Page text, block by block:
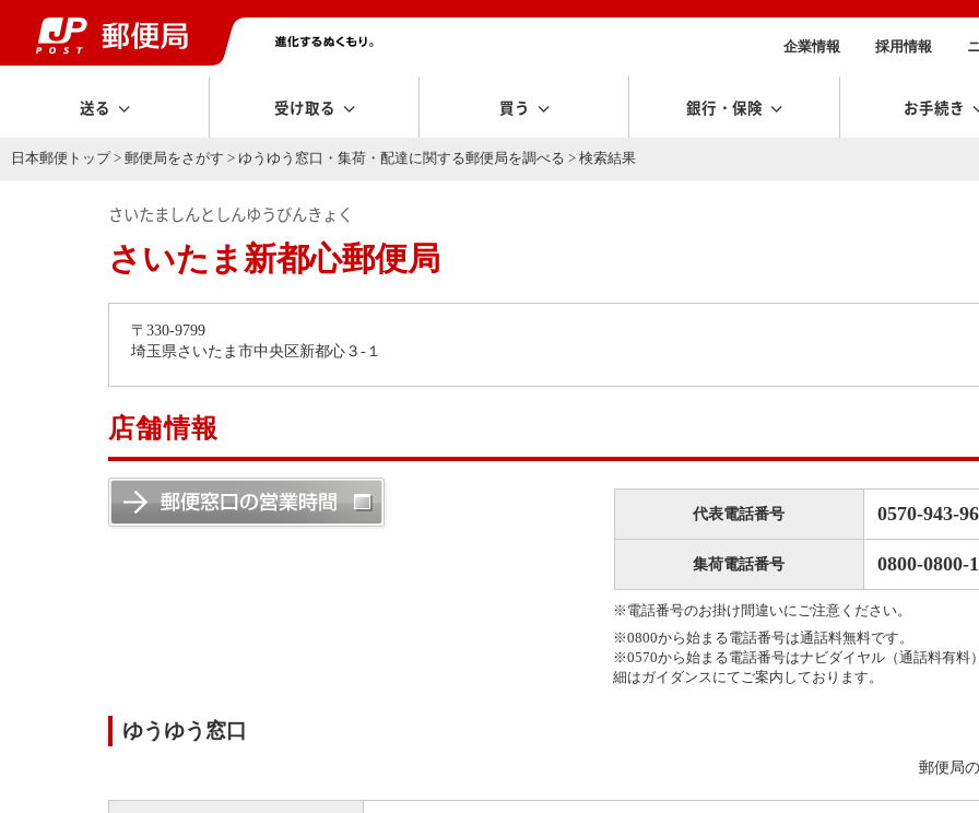
企業情報 採用情報
送る 受け取る 買う 銀行・保険 お手続き
日本郵便トップ>郵便局をさがす >ゆうゆう窓口・集荷・配達に関する郵便局を調べる > 検索結果
さいたましんとしんゆうびんきょく
さいたま新都心郵便局
〒330-9799
埼玉県さいたま市中央区新都心３-１
店舗情報
代表電話番号 0570-943-
集荷電話番号 0800-0800-
※電話番号のお掛け間違いにご注意ください。
※0800から始まる電話番号は通話料無料です。
※0570から始まる電話番号はナビダイヤル（通話料有料
細はガイダンスにてご案内しております。
ゆうゆう窓口
郵便局